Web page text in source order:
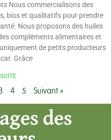
Nous commercialisons des
bios et qualitatifs pour prendre
Nous proposons des huiles
compléments alimentaires et
de petits producteurs
Grâce
4 5 Suivant »
des